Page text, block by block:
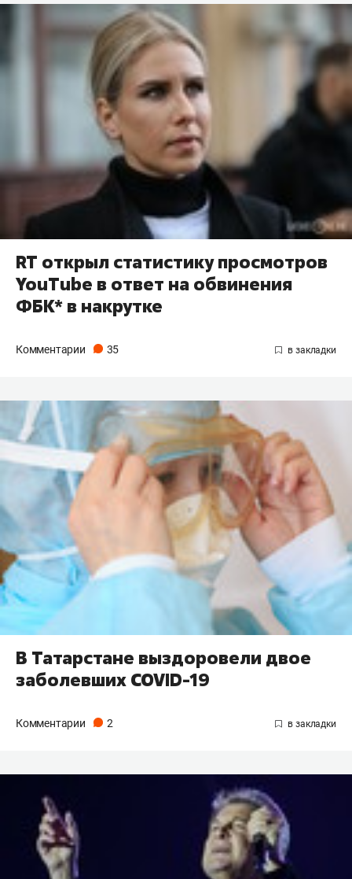
RT открыл статистику просмотров
YouTube в ответ на обвинения
ФБК* в накрутке
Комментарии 35
​В Татарстане выздоровели двое
заболевших COVID-19
Комментарии 2